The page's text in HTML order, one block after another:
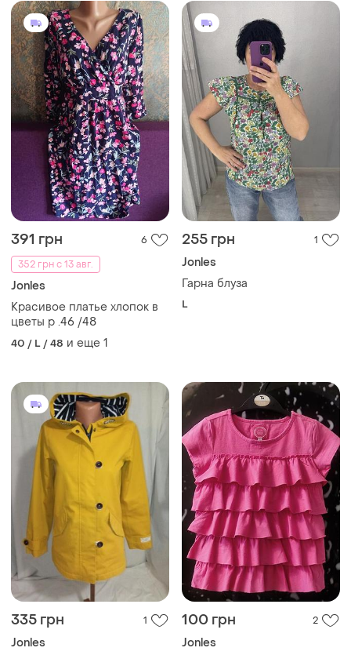
391 грн
6
352 грн с 13 авг.
Jonles
Красивое платье хлопок в
цветы р .46 /48
40 / L / 48 и еще 1
255 грн 1
Jonles
Гарна блуза
L
335 грн 1
Jonles
100 грн 2
Jonles